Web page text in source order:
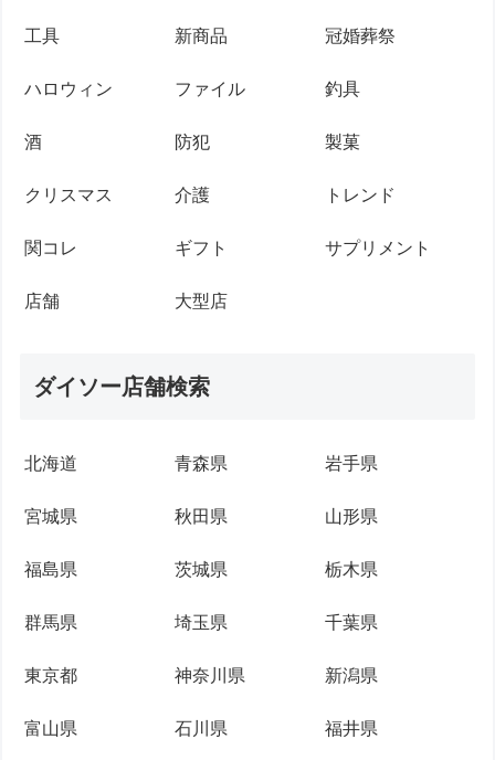
工具 新商品 冠婚葬祭
ハロウィン ファイル 釣具
酒 防犯 製菓
クリスマス 介護 トレンド
関コレ ギフト サプリメント
店舗 大型店
ダイソー店舗検索
北海道 青森県 岩手県
宮城県 秋田県 山形県
福島県 茨城県 栃木県
群馬県 埼玉県 千葉県
東京都 神奈川県 新潟県
富山県 石川県 福井県